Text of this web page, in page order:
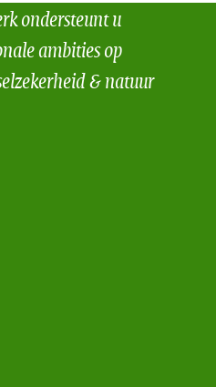
ondersteunt u
ambities op
& natuur